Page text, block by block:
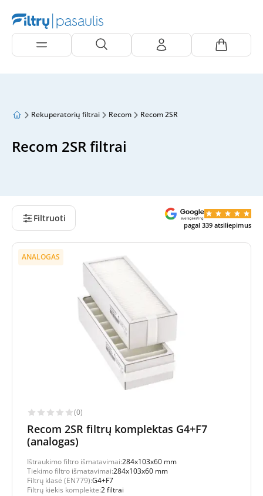
Rekuperatorių filtrai Recom Recom 2SR
Recom 2SR filtrai
Filtruoti
pagal 339 atsiliepimus
ANALOGAS
(0)
Recom 2SR filtrų komplektas G4+F7
(analogas)
Ištraukimo filtro išmatavimai:284x103x60 mm
Tiekimo filtro išmatavimai:284x103x60 mm
Filtrų klasė (EN779):G4+F7
Filtrų kiekis komplekte:2 filtrai